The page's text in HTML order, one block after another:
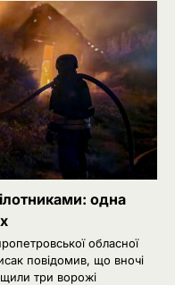
одна
обласної
повідомив, що вночі
три ворожі